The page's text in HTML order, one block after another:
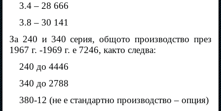
3.4 – 28 666
3.8 – 30 141
За 240 и 340 серия, общото производство през
1967 г. -1969 г. е 7246, както следва:
240 до 4446
340 до 2788
380-12 (не е стандартно производство – опция)